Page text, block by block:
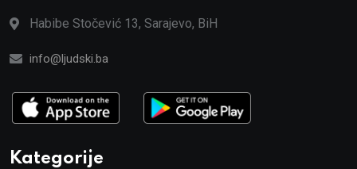
Habibe Stočević 13, Sarajevo, BiH
info@ljudski.ba
Kategorije